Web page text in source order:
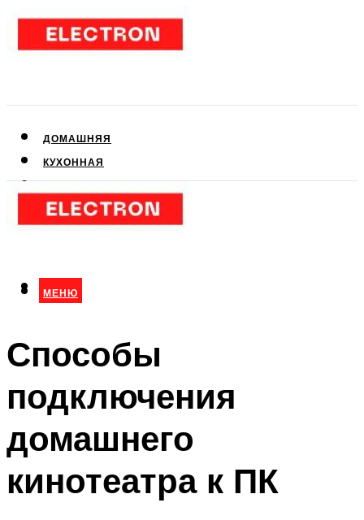
ДОМАШНЯЯ
КУХОННАЯ
КЛИМАТИЧЕСКАЯ
МЕНЮ
МЕНЮ
Способы
подключения
домашнего
кинотеатра к ПК